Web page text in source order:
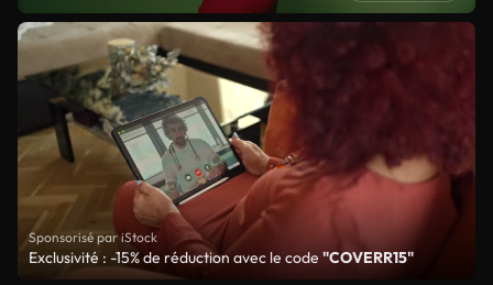
Sponsorisé par iStock
Exclusivité : -15% de réduction avec le code "COVERR15"